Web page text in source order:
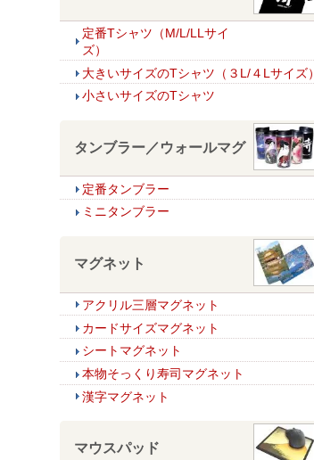
定番Tシャツ（M/L/LLサイ
ズ）
大きいサイズのTシャツ（３L/４Lサイズ）
小さいサイズのTシャツ
タンブラー／ウォールマグ
定番タンブラー
ミニタンブラー
マグネット
アクリル三層マグネット
カードサイズマグネット
シートマグネット
本物そっくり寿司マグネット
漢字マグネット
マウスパッド